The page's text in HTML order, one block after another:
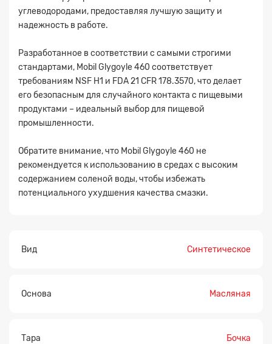
углеводородами, предоставляя лучшую защиту и
надежность в работе.
Разработанное в соответствии с самыми строгими
стандартами, Mobil Glygoyle 460 соответствует
требованиям NSF H1 и FDA 21 CFR 178.3570, что делает
его безопасным для случайного контакта с пищевыми
продуктами – идеальный выбор для пищевой
промышленности.
Обратите внимание, что Mobil Glygoyle 460 не
рекомендуется к использованию в средах с высоким
содержанием соленой воды, чтобы избежать
потенциального ухудшения качества смазки.
Вид Синтетическое
Основа Масляная
Тара Бочка
Прикрепите
файл